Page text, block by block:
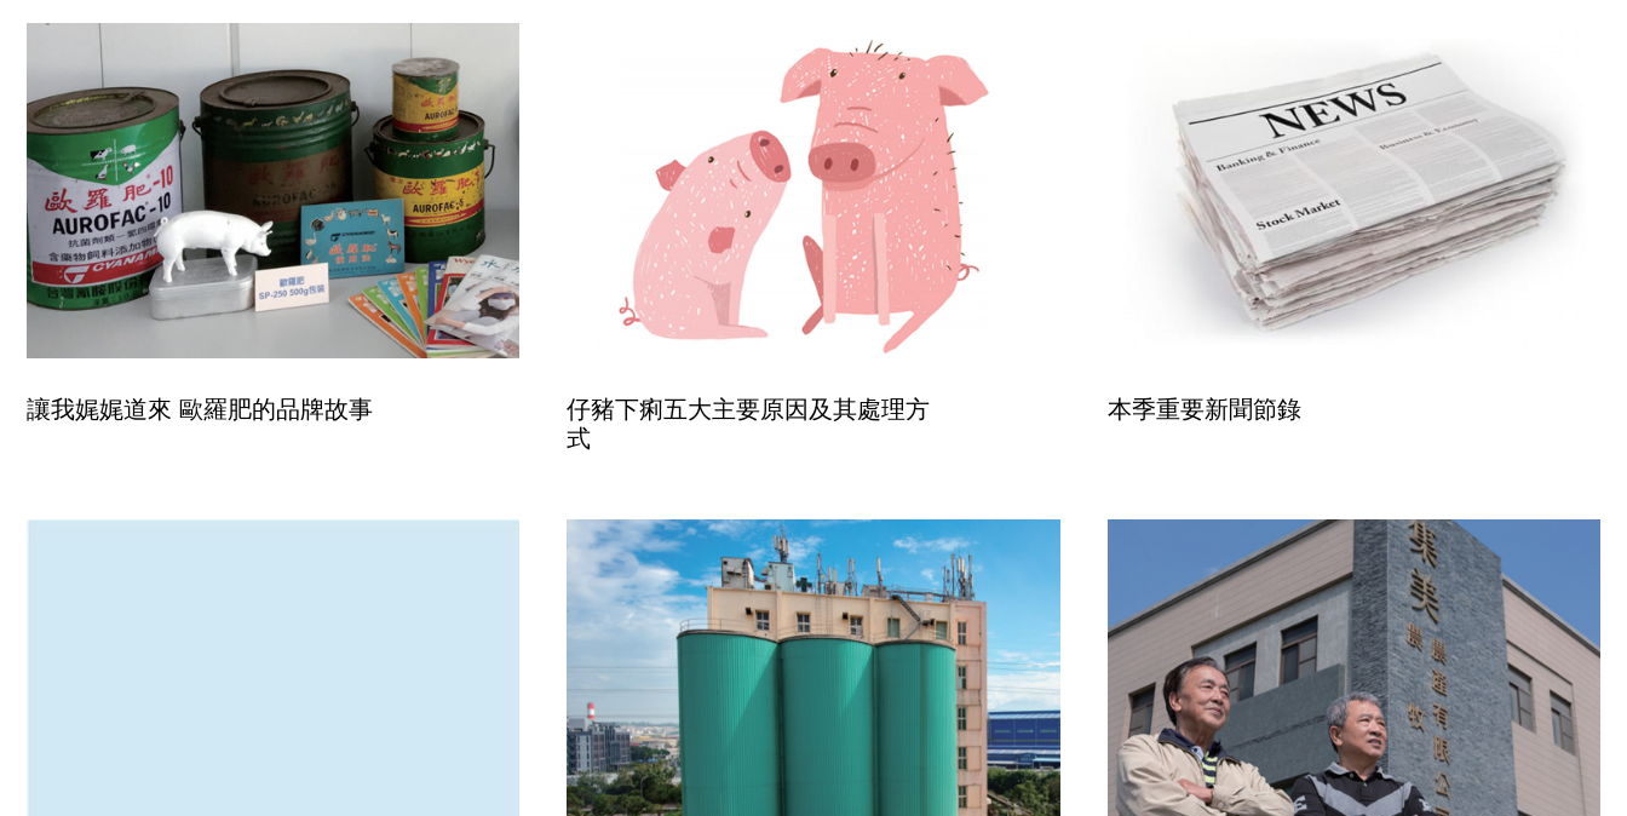
讓我娓娓道來 歐羅肥的品牌故事
仔豬下痢五大主要原因及其處理方
式
本季重要新聞節錄